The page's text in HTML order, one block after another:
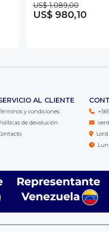
US$ 1.089,00
US$ 980,10
AL CLIENTE
y condiciones
de devolución
Lun